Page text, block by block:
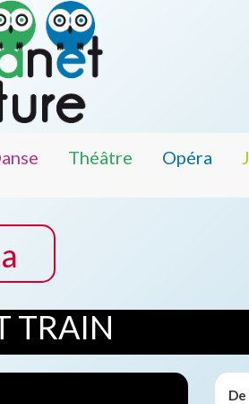
Théâtre Opéra
TRAIN
De